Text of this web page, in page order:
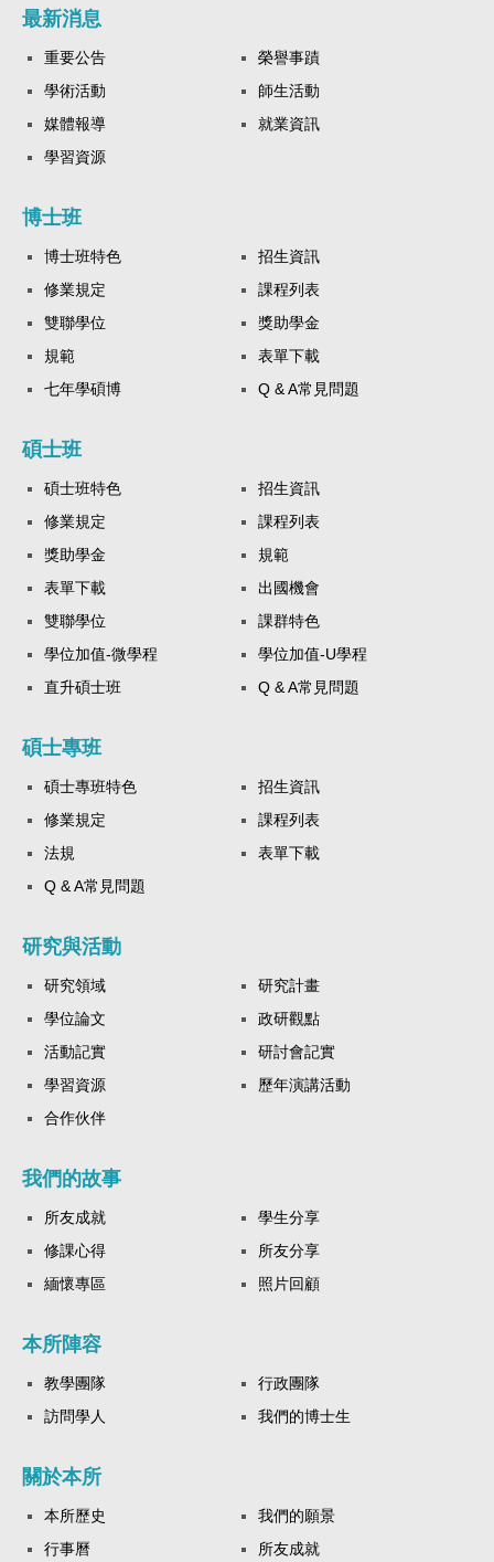
最新消息
重要公告
榮譽事蹟
學術活動
師生活動
媒體報導
就業資訊
學習資源
博士班
博士班特色
招生資訊
修業規定
課程列表
雙聯學位
獎助學金
規範
表單下載
七年學碩博
Q & A常見問題
碩士班
碩士班特色
招生資訊
修業規定
課程列表
獎助學金
規範
表單下載
出國機會
雙聯學位
課群特色
學位加值-微學程
學位加值-U學程
直升碩士班
Q & A常見問題
碩士專班
碩士專班特色
招生資訊
修業規定
課程列表
法規
表單下載
Q & A常見問題
研究與活動
研究領域
研究計畫
學位論文
政研觀點
活動記實
研討會記實
學習資源
歷年演講活動
合作伙伴
我們的故事
所友成就
學生分享
修課心得
所友分享
緬懷專區
照片回顧
本所陣容
教學團隊
行政團隊
訪問學人
我們的博士生
關於本所
本所歷史
我們的願景
行事曆
所友成就